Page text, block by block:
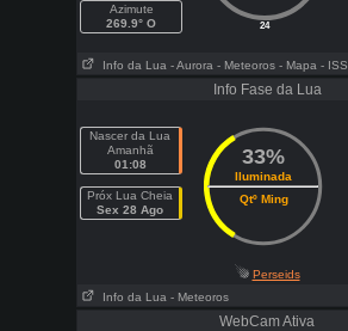
Azimute
269.9° O
24
Info da Lua - Aurora - Meteoros - Mapa - ISS
Info Fase da Lua
Nascer da Lua
Amanhã
01:08
Próx Lua Cheia
Sex 28 Ago
33%
Iluminada
Qtº Ming
Perseids
Info da Lua - Meteoros
WebCam Ativa